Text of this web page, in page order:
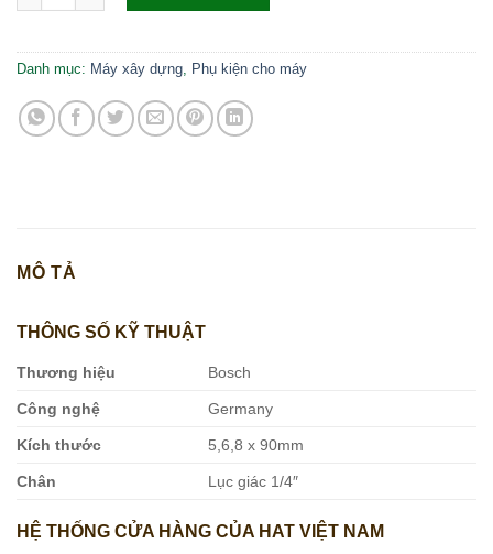
Danh mục: Máy xây dựng, Phụ kiện cho máy
MÔ TẢ
THÔNG SỐ KỸ THUẬT
Thương hiệu Bosch
Công nghệ Germany
Kích thước 5,6,8 x 90mm
Chân Lục giác 1/4″
HỆ THỐNG CỬA HÀNG CỦA HAT VIỆT NAM